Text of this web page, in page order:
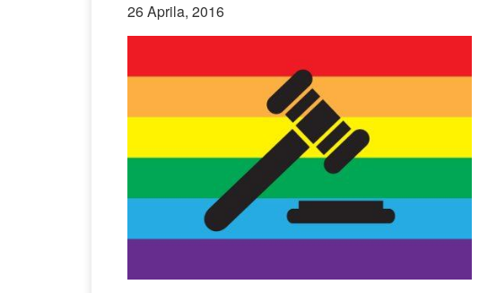
26 Aprila, 2016